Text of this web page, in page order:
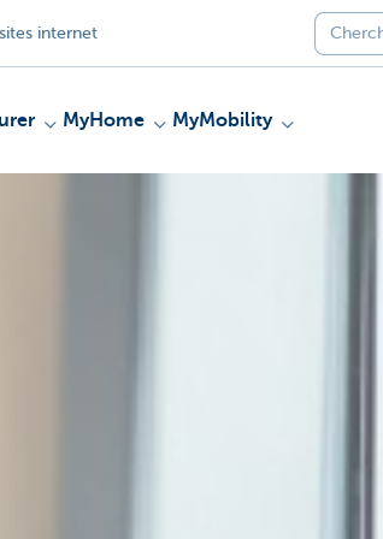
internet
MyHome MyMobility